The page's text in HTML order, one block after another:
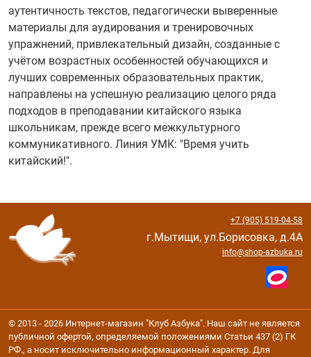
аутентичность текстов, педагогически выверенные
материалы для аудирования и тренировочных
упражнений, привлекательный дизайн, созданные с
учётом возрастных особенностей обучающихся и
лучших современных образовательных практик,
направлены на успешную реализацию целого ряда
подходов в преподавании китайского языка
школьникам, прежде всего межкультурного
коммуникативного. Линия УМК: "Время учить
китайский!".
+7 (905) 519-04-58
г.Мытищи, ул.Борисовка, д.4А
info@shop-azbuka.ru
© 2013 - 2026 Интернет-магазин "Клуб Азбука". Наш сайт не является
публичной офертой, определяемой положениями Статьи 437 (2) ГК
РФ., а носит исключительно информационный характер. Для